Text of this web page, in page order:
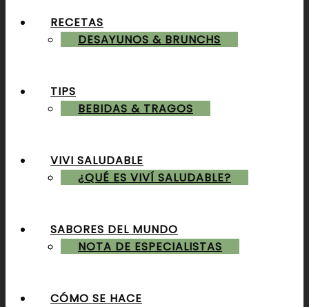
RECETAS
DESAYUNOS & BRUNCHS
BEBIDAS & TRAGOS
ALMUERZOS & CENAS
POSTRES & TORTAS
TIPS
VIVI SALUDABLE
¿QUÉ ES VIVÍ SALUDABLE?
NOTA DE ESPECIALISTAS
SABORES DEL MUNDO
CÓMO SE HACE